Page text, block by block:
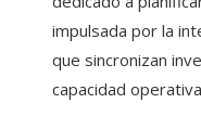
impulsada por la
que sincronizan
capacidad